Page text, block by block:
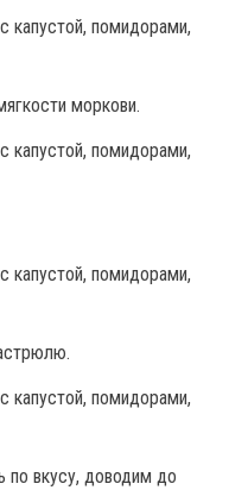
моркови.
по вкусу, доводим до